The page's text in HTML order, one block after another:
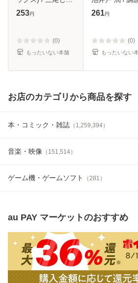
ん太、若月京子 /
料無料】
253円
(0)
もったいない本舗
[文庫]【メール
261円
(0)
もったいない
お店のカテゴリから商品を探す
本・コミック・雑誌 （ 1,259,394）
音楽・映像 （ 151,514）
ゲーム機・ゲームソフト （281 ）
au PAY マーケットのおすすめ